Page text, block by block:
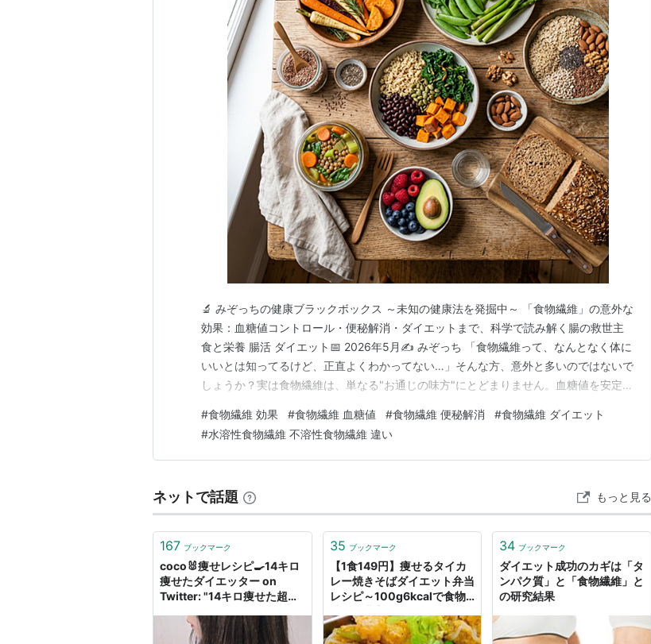
🔬 みぞっちの健康ブラックボックス ～未知の健康法を発掘中～ 「食物繊維」の意外な
効果：血糖値コントロール・便秘解消・ダイエットまで、科学で読み解く腸の救世主
食と栄養 腸活 ダイエット📅 2026年5月✍️ みぞっち 「食物繊維って、なんとなく体に
いいとは知ってるけど、正直よくわかってない…」そんな方、意外と多いのではないで
しょうか？実は食物繊維は、単なる"お通じの味方"にとどまりません。血糖値を安定さ
パー栄養素なんです。この記事では、食物繊維の種類・仕組み・驚きの効果を、科学的
根拠をもとにわかりやすく解説します。…
#食物繊維 効果 #食物繊維 血糖値 #食物繊維 便秘解消 #食物繊維 ダイエット
#水溶性食物繊維 不溶性食物繊維 違い
ネットで話題 もっと見る
167 ブックマーク
coco🐰痩せレシピ🍳14キロ
痩せたダイエッター on
Twitter: "14キロ痩せた超簡
き』 便秘で悩んでた友達に
これ教えたら毎日食べまくっ
35 ブックマーク
【1食149円】痩せるタイカ
レー焼きそばダイエット弁当
レシピ～100g6kcalで食物
- 50kgダイエットした港区
芝浦IT社長ブログ
34 ブックマーク
ダイエット成功のカギは「タ
ンパク質」と「食物繊維」と
の研究結果